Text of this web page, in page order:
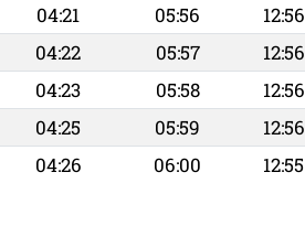
04:21 05:56 12:56
04:22 05:57 12:56
04:23 05:58 12:56
04:25 05:59 12:56
04:26 06:00 12:55